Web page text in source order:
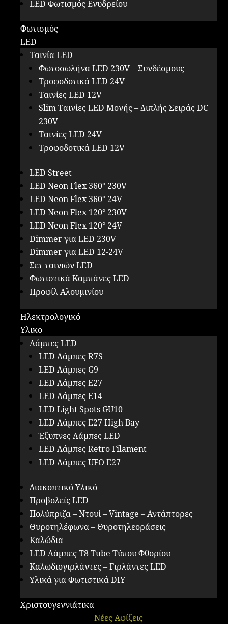
LED Φωτισμός Ενυδρείου
Φωτισμός
LED
Ταινία LED
Φωτοσωλήνα LED 230V – Συνδέσμους
Τροφοδοτικά LED 24V
Ταινίες LED 12V
Slim Ταινίες LED Μονής – Διπλής Σειράς DC
230V
Ταινίες LED 24V
Τροφοδοτικά LED 12V
LED Street
LED Neon Flex 360° 230V
LED Neon Flex 360° 24V
LED Neon Flex 120° 230V
LED Neon Flex 120° 24V
Dimmer για LED 230V
Dimmer για LED 12-24V
Σετ ταινιών LED
Φωτιστικά Καμπάνες LED
Προφίλ Αλουμινίου
Ηλεκτρολογικό
Υλικο
Λάμπες LED
LED Λάμπες R7S
LED Λάμπες G9
LED Λάμπες E27
LED Λάμπες E14
LED Light Spots GU10
LED Λάμπες E27 High Bay
Έξυπνες Λάμπες LED
LED Λάμπες Retro Filament
LED Λάμπες UFO E27
Διακοπτικό Υλικό
Προβολείς LED
Πολύπριζα – Ντουί – Vintage – Αντάπτορες
Θυροτηλέφωνα – Θυροτηλεοράσεις
Καλώδια
LED Λάμπες Τ8 Tube Τύπου Φθορίου
Καλωδιογιρλάντες – Γιρλάντες LED
Υλικά για Φωτιστικά DIY
Χριστουγεννιάτικα
Νέες Αφίξεις